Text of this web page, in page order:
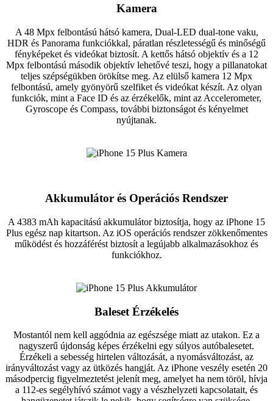
Kamera
A 48 Mpx felbontású hátsó kamera, Dual-LED dual-tone vaku,
HDR és Panorama funkciókkal, páratlan részletességű és minőségű
fényképeket és videókat biztosít. A kettős hátsó objektív és a 12
Mpx felbontású második objektív lehetővé teszi, hogy a pillanatokat
teljes szépségükben örökítse meg. Az elülső kamera 12 Mpx
felbontású, amely gyönyörű szelfiket és videókat készít. Az olyan
funkciók, mint a Face ID és az érzékelők, mint az Accelerometer,
Gyroscope és Compass, további biztonságot és kényelmet
nyújtanak.
Akkumulátor és Operációs Rendszer
A 4383 mAh kapacitású akkumulátor biztosítja, hogy az iPhone 15
Plus egész nap kitartson. Az iOS operációs rendszer zökkenőmentes
működést és hozzáférést biztosít a legújabb alkalmazásokhoz és
funkciókhoz.
Baleset Érzékelés
Mostantól nem kell aggódnia az egészsége miatt az utakon. Ez a
nagyszerű újdonság képes érzékelni egy súlyos autóbalesetet.
Érzékeli a sebesség hirtelen változását, a nyomásváltozást, az
irányváltozást vagy az ütközés hangját. Az iPhone veszély esetén 20
másodpercig figyelmeztetést jelenít meg, amelyet ha nem töröl, hívja
a 112-es segélyhívó számot vagy a vészhelyzeti kapcsolatait, és